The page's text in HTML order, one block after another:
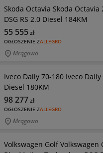
Skoda Octavia Skoda Octavia
DSG RS 2.0 Diesel 184KM
OGŁOSZENIE ZALLEGRO
55 555zł
Mrągowo
Iveco Daily 70-180 Iveco
Diesel 180KM
OGŁOSZENIE ZALLEGRO
98 277zł
Mrągowo
Volkswagen Golf Volkswagen